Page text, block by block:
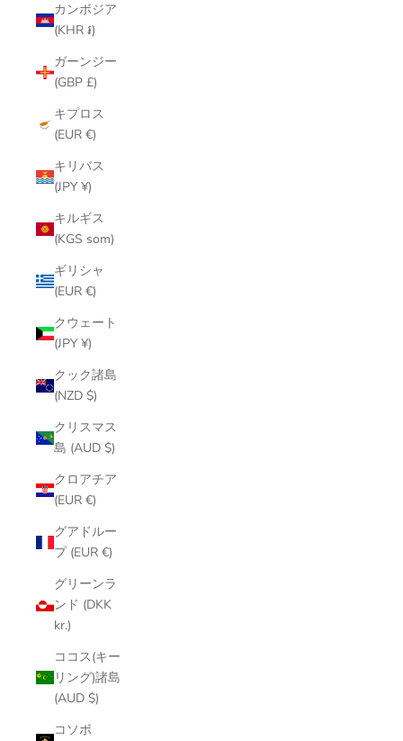
カンボジア
(KHR ៛)
ガーンジー
(GBP £)
キプロス
(EUR €)
キリバス
(JPY ¥)
キルギス
(KGS som)
ギリシャ
(EUR €)
クウェート
(JPY ¥)
クック諸島
(NZD $)
クリスマス
島 (AUD $)
クロアチア
(EUR €)
グアドルー
プ (EUR €)
グリーンラ
ンド (DKK
kr.)
ココス(キー
リング)諸島
(AUD $)
コソボ